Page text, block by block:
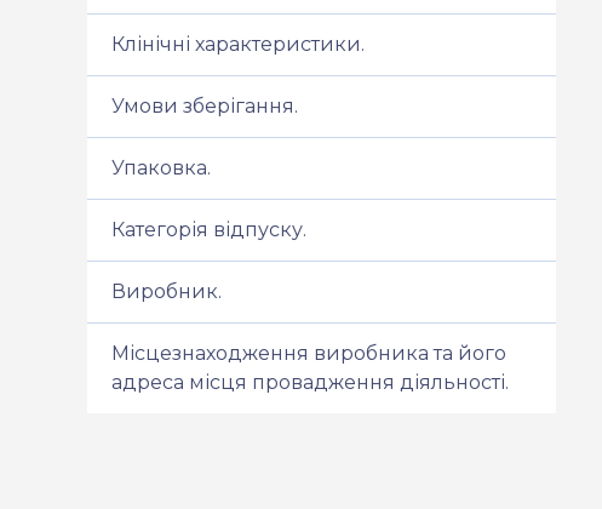
Клінічні характеристики.
Умови зберігання.
Упаковка.
Категорія відпуску.
Виробник.
Місцезнаходження виробника та його
адреса місця провадження діяльності.